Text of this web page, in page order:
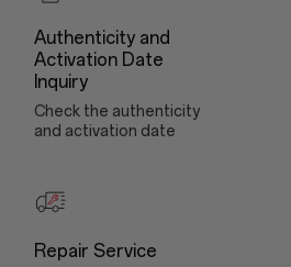
Authenticity and
Activation Date
Inquiry
Check the authenticity
and activation date
Repair Service